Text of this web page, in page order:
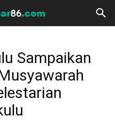
Sampaikan